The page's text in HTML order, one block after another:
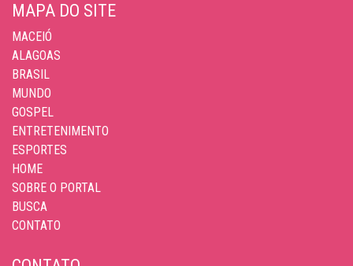
MAPA DO SITE
MACEIÓ
ALAGOAS
BRASIL
MUNDO
GOSPEL
ENTRETENIMENTO
ESPORTES
HOME
SOBRE O PORTAL
BUSCA
CONTATO